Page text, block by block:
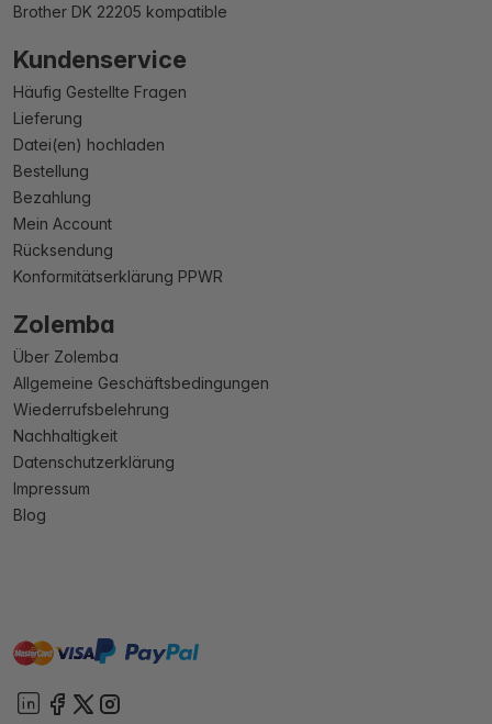
Brother DK 22205 kompatible
Kundenservice
Häufig Gestellte Fragen
Lieferung
Datei(en) hochladen
Bestellung
Bezahlung
Mein Account
Rücksendung
Konformitätserklärung PPWR
Zolemba
Über Zolemba
Allgemeine Geschäftsbedingungen
Wiederrufsbelehrung
Nachhaltigkeit
Datenschutzerklärung
Impressum
Blog
mastervisa paypal